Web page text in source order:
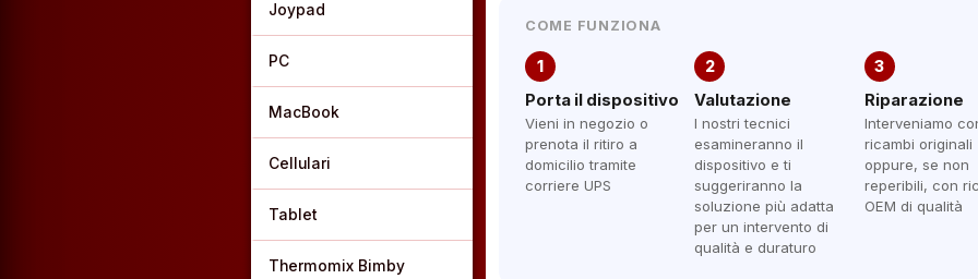
Joypad
PC
MacBook
Cellulari
Tablet
Thermomix Bimby
COME FUNZIONA
1
Porta il dispositivo
Vieni in negozio o
prenota il ritiro a
domicilio tramite
corriere UPS
2
Valutazione
I nostri tecnici
esamineranno il
dispositivo e ti
suggeriranno la
soluzione più adatta
per un intervento di
qualità e duraturo
3
Riparazione
Interveniamo
ricambi originali
oppure, se non
reperibili, con
OEM di qualità